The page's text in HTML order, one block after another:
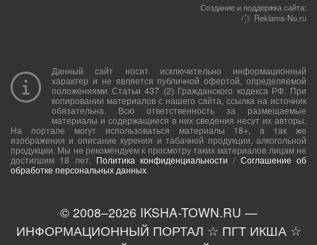
Создание и поддержка сайта:
Reklama-No.ru
Данный сайт носит исключительно информационный
характер и не является публичной офертой, определяемой
положениями Статьи 437 (2) Гражданского кодекса РФ. При
копировании материалов с нашего сайта, ссылка на источник
обязательна. Всю ответственность за размещаемые
материалы и содержащиеся в них сведения несут их авторы.
На портале могут использоваться материалы 18+, а так же
изображения и описание курения и табачной продукции, алкогольной
продукции. Мы не рекомендуем к просмотру таких материалов лицам не
достигшим 18 лет. Политика конфиденциальности / Соглашение об
обработке персональных данных.
© 2008–2026 IKSHA-TOWN.RU —
ИНФОРМАЦИОННЫЙ ПОРТАЛ ☆ ПГТ ИКША ☆